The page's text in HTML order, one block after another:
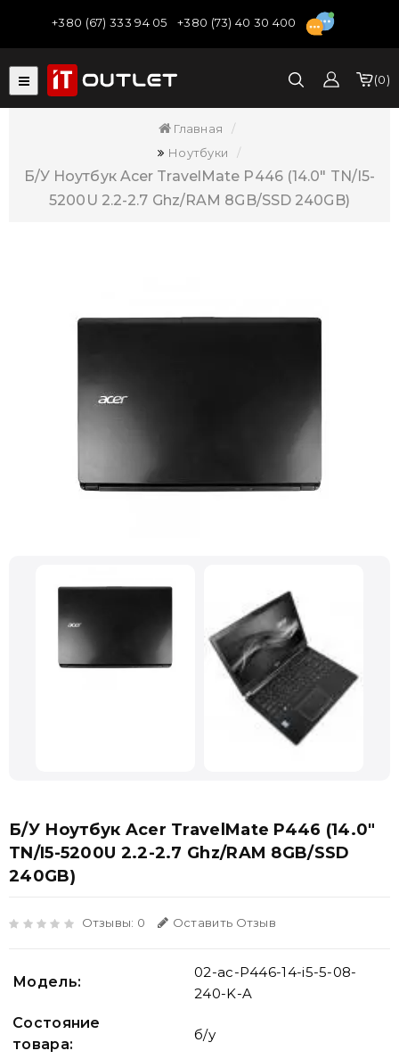
+380 (67) 333 94 05 +380 (73) 40 30 400
0
Главная
Ноутбуки
Б/У Ноутбук Acer TravelMate P446 (14.0" TN/i5-
5200U 2.2-2.7 Ghz/RAM 8GB/SSD 240GB)
Б/У Ноутбук Acer TravelMate P446 (14.0"
TN/i5-5200U 2.2-2.7 Ghz/RAM 8GB/SSD
240GB)
Отзывы: 0 Оставить Отзыв
Модель:
02-ac-P446-14-i5-5-08-
240-K-A
Состояние
товара:
б/у